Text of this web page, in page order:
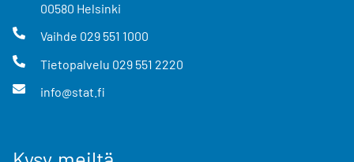
00580 Helsinki
Vaihde 029 551 1000
Tietopalvelu 029 551 2220
info@stat.fi